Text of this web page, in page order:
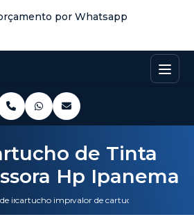
por Whatsapp
impressora
cartucho impressorasvalor de cartucho de tinta
de Tinta
Hp Ipanema